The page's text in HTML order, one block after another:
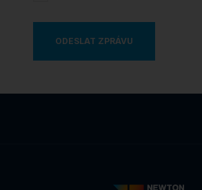
ODESLAT ZPRÁVU